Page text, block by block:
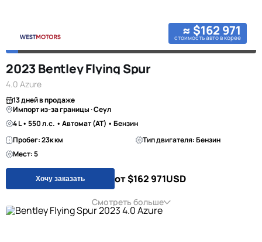
≈ $162 971
стоимость авто в корее
2023 Bentley Flying Spur
4.0 Azure
13 дней в продаже
Импорт из-за границы · Сеул
4 L • 550 л.с. • Автомат (AT) • Бензин
Пробег: 23к км
Тип двигателя: Бензин
Мест: 5
Хочу заказать от $162 971USD
Смотреть больше